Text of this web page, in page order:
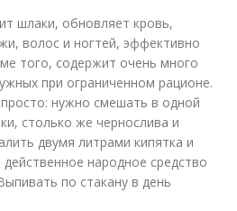
шлаки, обновляет кровь,
волос и ногтей, эффективно
того, содержит очень много
при ограниченном рационе.
нужно смешать в одной
столько же чернослива и
двумя литрами кипятка и
народное средство
по стакану в день